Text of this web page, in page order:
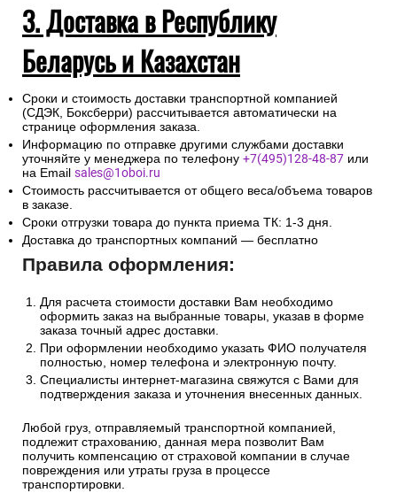
3. Доставка в Республику
Беларусь и Казахстан
Сроки и стоимость доставки транспортной компанией
(СДЭК, Боксберри) рассчитывается автоматически на
странице оформления заказа.
Информацию по отправке другими службами доставки
уточняйте у менеджера по телефону +7(495)128-48-87 или
на Email sales@1oboi.ru
Стоимость рассчитывается от общего веса/объема товаров
в заказе.
Сроки отгрузки товара до пункта приема ТК: 1-3 дня.
Доставка до транспортных компаний — бесплатно
Правила оформления:
Для расчета стоимости доставки Вам необходимо
оформить заказ на выбранные товары, указав в форме
заказа точный адрес доставки.
При оформлении необходимо указать ФИО получателя
полностью, номер телефона и электронную почту.
Специалисты интернет-магазина свяжутся с Вами для
подтверждения заказа и уточнения внесенных данных.
Любой груз, отправляемый транспортной компанией,
подлежит страхованию, данная мера позволит Вам
получить компенсацию от страховой компании в случае
повреждения или утраты груза в процессе
транспортировки.